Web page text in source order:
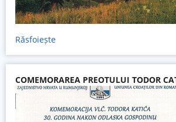
Răsfoiește
COMEMORAREA PREOTULUI TODOR